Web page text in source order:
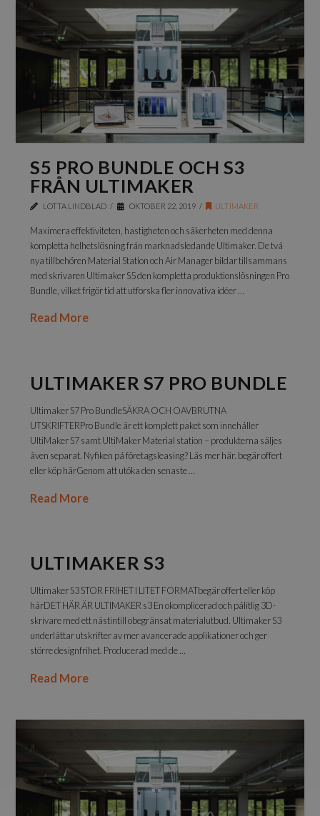
S5 PRO BUNDLE OCH S3
FRÅN ULTIMAKER
LOTTA LINDBLAD OKTOBER 22, 2019 ULTIMAKER
Maximera effektiviteten, hastigheten och säkerheten med denna
kompletta helhetslösning från marknadsledande Ultimaker. De två
nya tillbehören Material Station och Air Manager bildar tillsammans
med skrivaren Ultimaker S5 den kompletta produktionslösningen Pro
Bundle, vilket frigör tid att utforska fler innovativa idéer …
Read More
ULTIMAKER S7 PRO BUNDLE
Ultimaker S7 Pro BundleSÄKRA OCH OAVBRUTNA
UTSKRIFTERPro Bundle är ett komplett paket som innehåller
UltiMaker S7 samt UltiMaker Material station – produkterna säljes
även separat. Nyfiken på företagsleasing? Läs mer här. begär offert
eller köp härGenom att utöka den senaste …
Read More
ULTIMAKER S3
Ultimaker S3 STOR FRIHET I LITET FORMATbegär offert eller köp
härDET HÄR ÄR ULTIMAKER s3 En okomplicerad och pålitlig 3D-
skrivare med ett nästintill obegränsat materialutbud. Ultimaker S3
underlättar utskrifter av mer avancerade applikationer och ger
större designfrihet. Producerad med de …
Read More